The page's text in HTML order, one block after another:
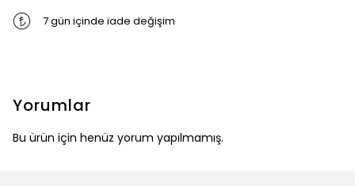
7 gün içinde iade değişim
Yorumlar
Bu ürün için henüz yorum yapılmamış.